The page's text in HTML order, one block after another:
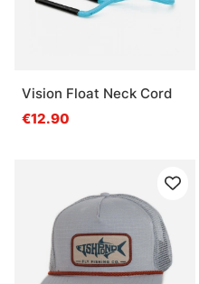
Vision Float Neck Cord
€12.90